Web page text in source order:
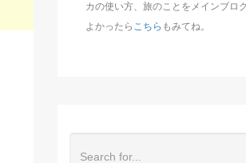
カの使い方、旅のことをメインブロ
よかったら こちら もみてね。